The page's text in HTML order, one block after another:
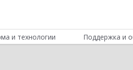
и технологии Поддержка и